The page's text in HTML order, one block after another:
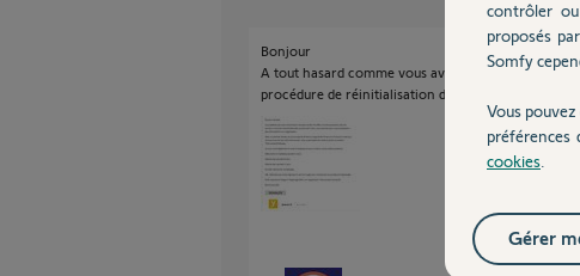
Bonjour
A tout hasard comme vous avez posté dans la
procédure de réinitialisation de la passerelle du
contrôler
proposés
Somfy
Vous
préférences
cookies
Gérer